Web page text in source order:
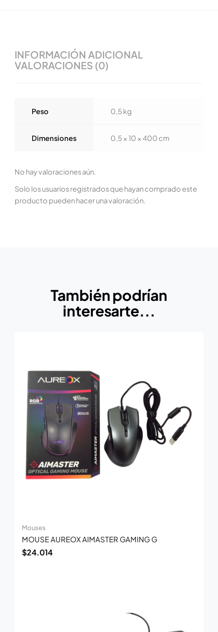
INFORMACIÓN ADICIONAL
VALORACIONES (0)
Peso 0,5 kg
Dimensiones 0,5 × 10 × 400 cm
No hay valoraciones aún.
Solo los usuarios registrados que hayan comprado este
producto pueden hacer una valoración.
También podrían
interesarte...
Mouses
MOUSE AUREOX AIMASTER GAMING G
$24.014